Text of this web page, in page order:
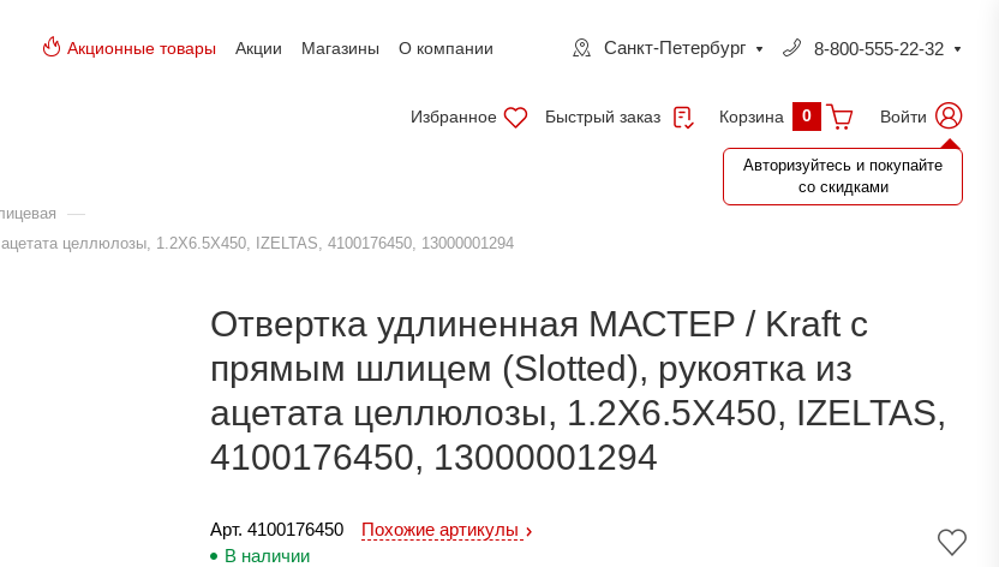
Акционные товары Акции Магазины О компании Санкт-Петербург 8-800-555-22-32
Избранное Быстрый заказ Корзина 0 Войти
Авторизуйтесь и покупайте
со скидками
—
целлюлозы, 1.2Х6.5Х450, IZELTAS, 4100176450, 13000001294
Отвертка удлиненная МАСТЕР / Kraft с
прямым шлицем (Slotted), рукоятка из
ацетата целлюлозы, 1.2Х6.5Х450, IZELTAS,
4100176450, 13000001294
Арт. 4100176450
Похожие артикулы
В наличии